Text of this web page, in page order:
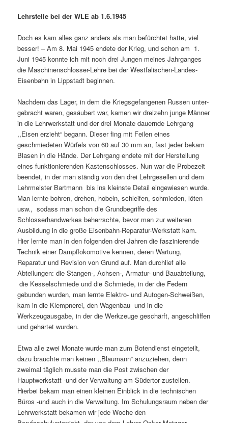
Lehrstelle bei der WLE ab 1.6.1945
Doch es kam alles ganz anders als man befürchtet hatte, viel
besser! – Am 8. Mai 1945 endete der Krieg, und schon am 1.
Juni 1945 konnte ich mit noch drei Jungen meines Jahrganges
die Maschinenschlosser-Lehre bei der Westfalischen-Landes-
Eisen­bahn in Lippstadt beginnen.
Nachdem das Lager, in dem die Kriegsgefangenen Russen unter­
gebracht waren, gesäubert war, kamen wir dreizehn junge Männer
in die Lehrwerkstatt und der drei Monate dauernde Lehrgang
,,Eisen erzieht“ begann. Dieser fing mit Feilen eines
geschmiedeten Würfels von 60 auf 30 mm an, fast jeder bekam
Blasen in die Hände. Der Lehrgang endete mit der Herstellung
eines funktionierenden Kastenschlosses. Nun war die Probezeit
beendet, in der man ständig von den drei Lehrgesellen und dem
Lehrmeister Bartmann bis ins kleinste Detail eingewiesen wurde.
Man lernte bohren, drehen, hobeln, schlei­fen, schmieden, löten
usw., sodass man schon die Grundbegriffe des
Schlosserhandwerkes beherrschte, bevor man zur weiteren
Ausbildung in die große Eisenbahn-Reparatur-Werk­statt kam.
Hier lernte man in den folgenden drei Jahren die faszinierende
Technik einer Dampf­lokomotive kennen, deren Wartung,
Reparatur und Revision von Grund auf. Man durchlief alle
Abteilungen: die Stangen-, Achsen-, Armatur- und Bauabteilung,
die Kessel­schmiede und die Schmiede, in der die Federn
gebunden wurden, man lernte Elektro- und Autogen-Schweißen,
kam in die Klempnerei, den Wagenbau und in die
Werkzeugausgabe, in der die Werkzeuge geschärft, angeschliffen
und gehärtet wurden.
Etwa alle zwei Monate wurde man zum Botendienst eingeteilt,
dazu brauchte man keinen ,,Blaumann“ anzuziehen, denn
zweimal täglich musste man die Post zwischen der
Hauptwerkstatt -und der Verwaltung am Südertor zustellen.
Hierbei bekam man einen kleinen Einblick in die technischen
Büros -und auch in die Verwaltung. Im Schulungsraum neben der
Lehrwerkstatt bekamen wir jede Woche den